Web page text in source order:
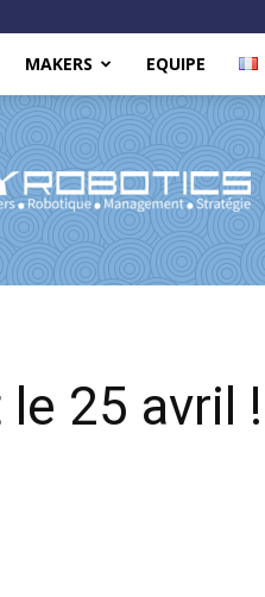
MAKERS EQUIPE
25 avril !